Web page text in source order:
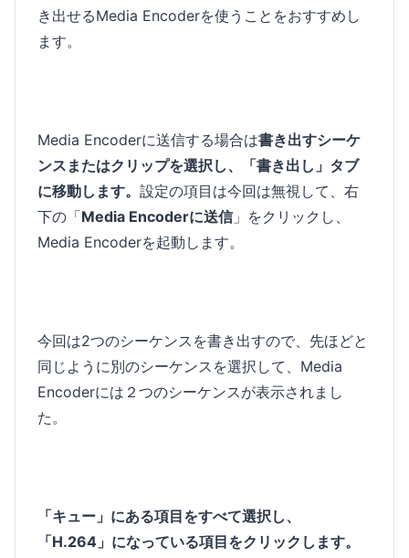
き出せるMedia Encoderを使うことをおすすめし
ます。
Media Encoderに送信する場合は書き出すシーケ
ンスまたはクリップを選択し、「書き出し」タブ
に移動します。 設定の項目は今回は無視して、右
下の「Media Encoderに送信」をクリックし、
Media Encoderを起動します。
今回は2つのシーケンスを書き出すので、先ほどと
同じように別のシーケンスを選択して、Media
Encoderには２つのシーケンスが表示されまし
た。
「キュー」にある項目をすべて選択し、
「H.264」になっている項目をクリックします。